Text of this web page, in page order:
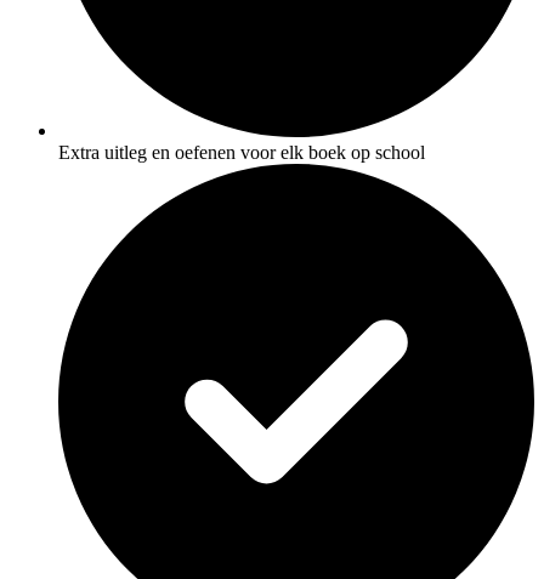
Extra uitleg en oefenen voor elk boek op school